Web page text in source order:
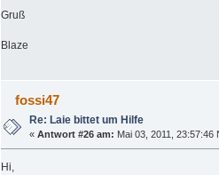
Gruß
Blaze
fossi47
Re: Laie bittet um Hilfe
«Antwort #26 am: Mai 03, 2011, 23:57:46
Hi,